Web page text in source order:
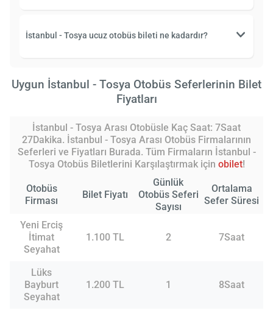
İstanbul - Tosya ucuz otobüs bileti ne kadardır?
Uygun İstanbul - Tosya Otobüs Seferlerinin Bilet
Fiyatları
İstanbul - Tosya Arası Otobüsle Kaç Saat: 7Saat
27Dakika. İstanbul - Tosya Arası Otobüs Firmalarının
Seferleri ve Fiyatları Burada. Tüm Firmaların İstanbul -
Tosya Otobüs Biletlerini Karşılaştırmak için obilet!
Otobüs
Firması
Bilet Fiyatı
Günlük
Otobüs Seferi
Sayısı
Ortalama
Sefer Süresi
Yeni Erciş
İtimat
Seyahat
1.100 TL 2 7Saat
Lüks
Bayburt
Seyahat
1.200 TL 1 8Saat